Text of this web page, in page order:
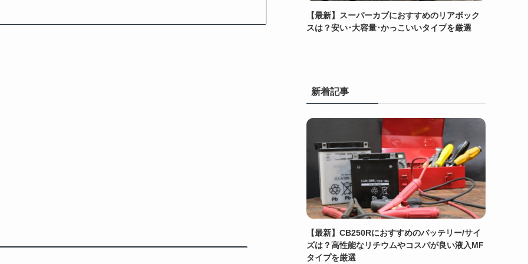
【最新】スーパーカブにおすすめのリアボック
スは？安い･大容量･かっこいいタイプを厳選
新着記事
【最新】CB250Rにおすすめのバッテリー/サイ
ズは？高性能なリチウムやコスパが良い液入MF
タイプを厳選